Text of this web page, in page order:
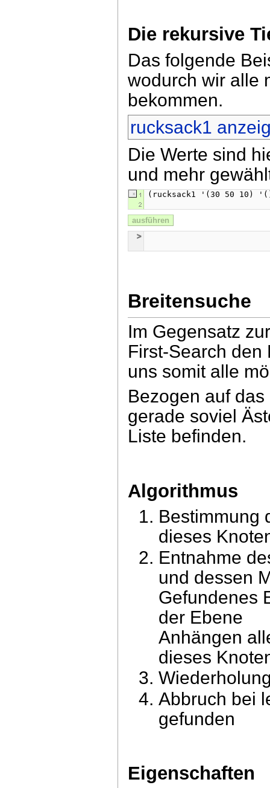
Die rekursive
Das folgende
wodurch wir alle
bekommen.
rucksack1
Die Werte sind
und mehr
ausführen
Breitensuche
Im Gegensatz
First-Search den
uns somit alle
Bezogen auf
gerade soviel
Liste befinden.
Algorithmus
Bestimmung
dieses
Entnahme
und dessen
Gefundenes
der Ebene
Anhängen
dieses
Abbruch bei
gefunden
Eigenschaften